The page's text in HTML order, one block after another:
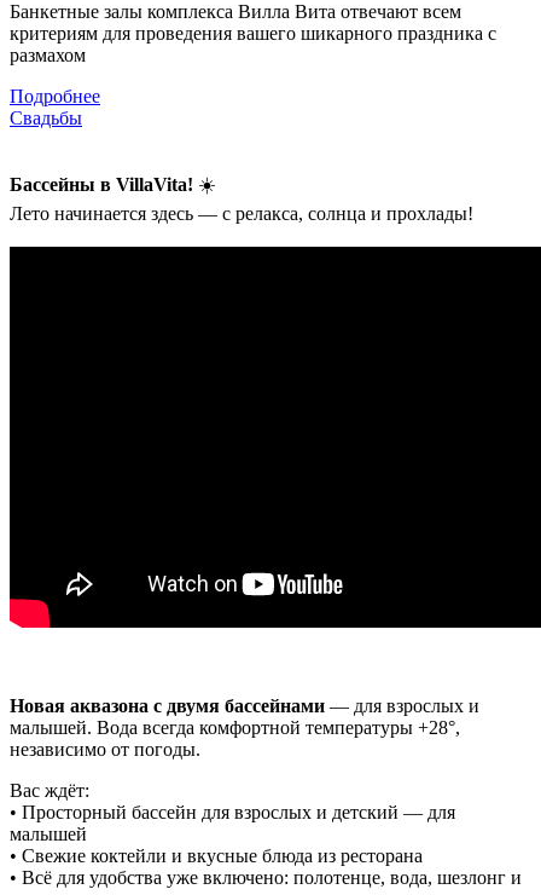
Банкетные залы комплекса Вилла Вита отвечают всем
критериям для проведения вашего шикарного праздника с
размахом
Подробнее
Свадьбы
Бассейны в VillaVita! ☀️
Лето начинается здесь — с релакса, солнца и прохлады!
Новая аквазона с двумя бассейнами — для взрослых и
малышей. Вода всегда комфортной температуры +28°,
независимо от погоды.
Вас ждёт:
• Просторный бассейн для взрослых и детский — для
малышей
• Свежие коктейли и вкусные блюда из ресторана
• Всё для удобства уже включено: полотенце, вода, шезлонг и